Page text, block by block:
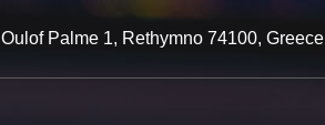
Oulof Palme 1, Rethymno 74100, Greece